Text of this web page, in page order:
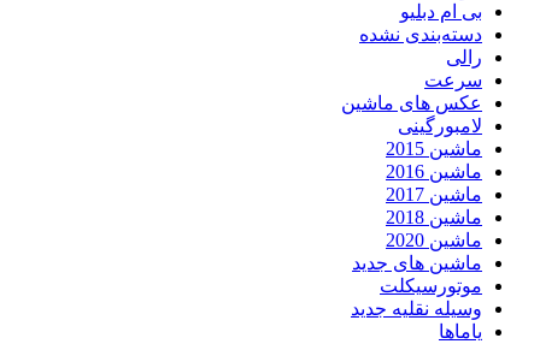
بی ام دبلیو
دسته‌بندی نشده
رالی
سرعت
عکس های ماشین
لامبورگینی
ماشین 2015
ماشین 2016
ماشین 2017
ماشین 2018
ماشین 2020
ماشین های جدید
موتورسیکلت
وسیله نقلیه جدید
یاماها